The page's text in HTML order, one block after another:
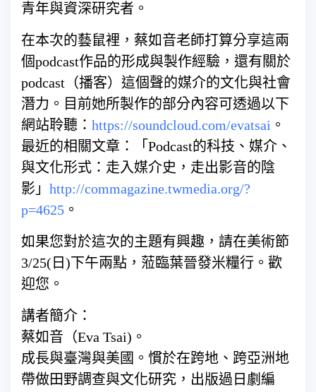
青年與資深研究者。
在本次的藝鼠裡，蔡如音老師打算分享這兩
個podcast作品的形成與製作經驗，還有關於
podcast（播客）這個聲的媒介的文化與社會
潛力。目前她所製作的部分內容可透過以下
網站聆聽： https://soundcloud.com/evatsai 。
最近的相關文章：「Podcast的科技、媒介、
與文化形式：走入媒介史，走出影音的陰
影」 http://commagazine.twmedia.org/?
p=4625 。
如果您對於這次的主題有興趣，請在美術節
3/25(日)下午兩點，蒞臨葉晉發米糧行。歡
迎您。
講者簡介：
蔡如音（Eva Tsai)。
成長與臺灣與美國。慣於在跨地、跨亞洲地
帶做田野調查與文化研究，出版過日劇編